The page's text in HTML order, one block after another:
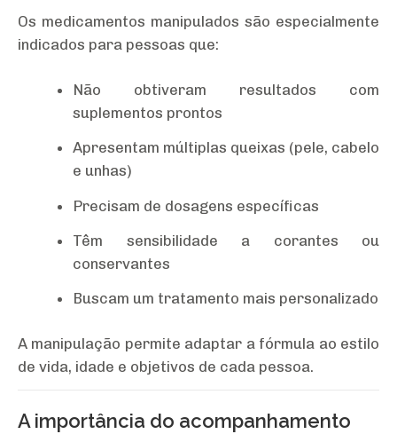
Os medicamentos manipulados são especialmente
indicados para pessoas que:
Não obtiveram resultados com
suplementos prontos
Apresentam múltiplas queixas (pele, cabelo
e unhas)
Precisam de dosagens específicas
Têm sensibilidade a corantes ou
conservantes
Buscam um tratamento mais personalizado
A manipulação permite adaptar a fórmula ao estilo
de vida, idade e objetivos de cada pessoa.
A importância do acompanhamento